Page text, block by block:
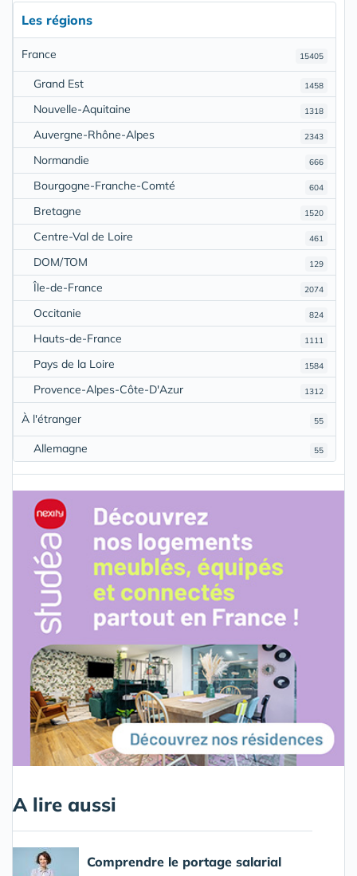
Les régions
15405
France
1458
Grand Est
1318
Nouvelle-Aquitaine
2343
Auvergne-Rhône-Alpes
666
Normandie
604
Bourgogne-Franche-Comté
1520
Bretagne
461
Centre-Val de Loire
129
DOM/TOM
2074
Île-de-France
824
Occitanie
1111
Hauts-de-France
1584
Pays de la Loire
1312
Provence-Alpes-Côte-D'Azur
55
À l'étranger
55
Allemagne
A lire aussi
Comprendre le portage salarial